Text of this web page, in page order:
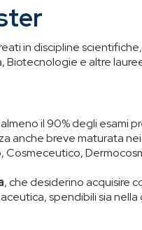
in discipline
Biotecnologie e altre
il 90% degli esami
anche breve maturata
Cosmeceutico,
, che desiderino acquisire
spendibili sia nella